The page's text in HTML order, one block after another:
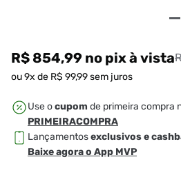
R$ 854,99 no pixà vista
ou9x de R$ 99,99sem juros
Use ocupom de primeira compra
PRIMEIRACOMPRA
Lançamentosexclusivos e
Baixe agora o App MVP